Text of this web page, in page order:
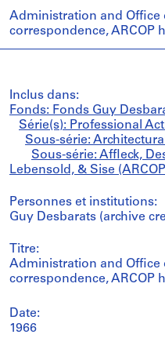
Administration and Office
correspondence, ARCOP
Inclus dans:
Fonds: Fonds Guy
Série(s): Professional
Sous-série:
Sous-série: Affleck,
Lebensold, & Sise
Personnes et institutions:
Guy Desbarats (archive
Titre:
Administration and Office
correspondence, ARCOP
Date:
1966